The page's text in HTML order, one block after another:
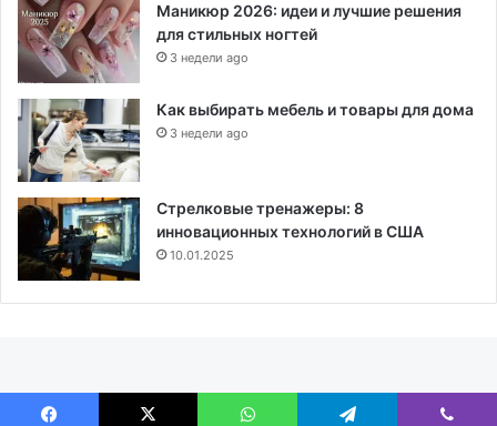
Маникюр 2026: идеи и лучшие решения
для стильных ногтей
3 недели ago
Как выбирать мебель и товары для дома
3 недели ago
Стрелковые тренажеры: 8
инновационных технологий в США
10.01.2025